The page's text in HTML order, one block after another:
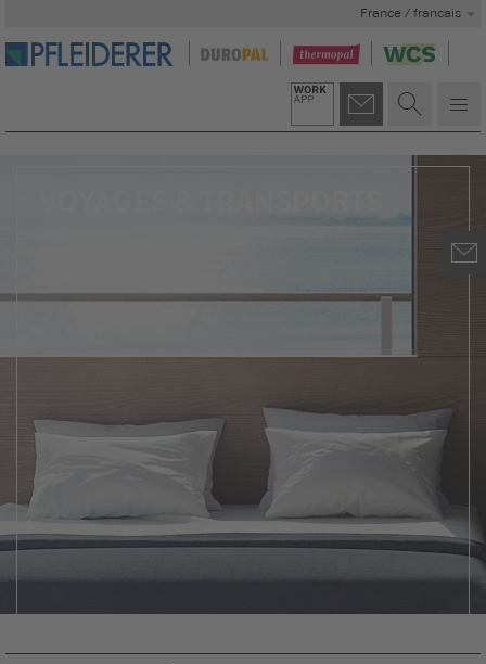
France / francais